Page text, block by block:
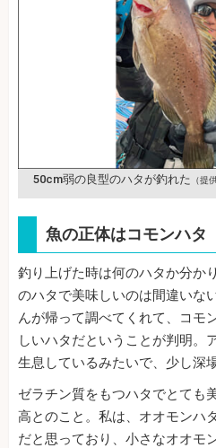
50cm弱の良型のハタが釣れた （提
魚の正体はコモンハタ
釣り上げた時は何のハタか分か
のハタで美味しいのは間違いな
んが帰って調べてくれて、コモ
しいハタだということが判明。
生息しているみたいで、少し深
ゼラチン質をもつハタでとても
高とのこと。私は、オオモンハ
だと思っており、小さなオオモ